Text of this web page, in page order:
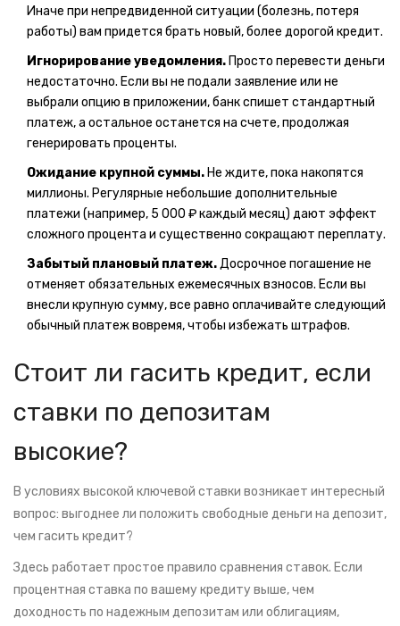
Иначе при непредвиденной ситуации (болезнь, потеря
работы) вам придется брать новый, более дорогой кредит.
Игнорирование уведомления. Просто перевести деньги
недостаточно. Если вы не подали заявление или не
выбрали опцию в приложении, банк спишет стандартный
платеж, а остальное останется на счете, продолжая
генерировать проценты.
Ожидание крупной суммы. Не ждите, пока накопятся
миллионы. Регулярные небольшие дополнительные
платежи (например, 5 000 ₽ каждый месяц) дают эффект
сложного процента и существенно сокращают переплату.
Забытый плановый платеж.Досрочное погашение не
отменяет обязательных ежемесячных взносов. Если вы
внесли крупную сумму, все равно оплачивайте следующий
обычный платеж вовремя, чтобы избежать штрафов.
Стоит ли гасить кредит, если
ставки по депозитам
высокие?
В условиях высокой ключевой ставки возникает интересный
вопрос: выгоднее ли положить свободные деньги на депозит,
чем гасить кредит?
Здесь работает простое правило сравнения ставок. Если
процентная ставка по вашему кредиту выше, чем
доходность по надежным депозитам или облигациям,